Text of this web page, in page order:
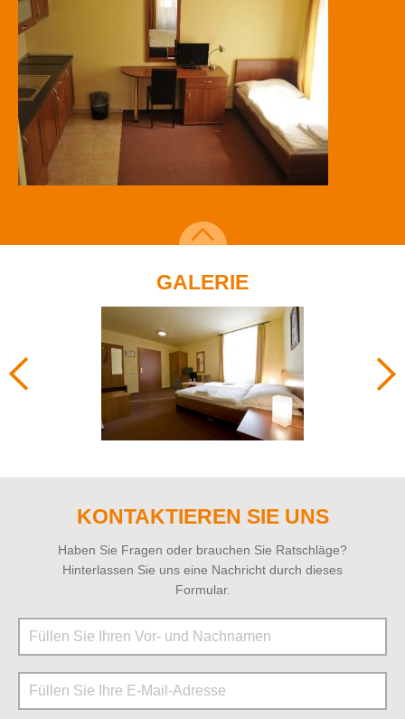
GALERIE
KONTAKTIEREN SIE UNS
Haben Sie Fragen oder brauchen Sie Ratschläge?
Hinterlassen Sie uns eine Nachricht durch dieses
Formular.